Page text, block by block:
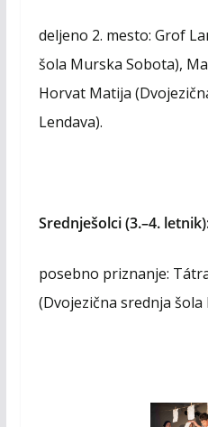
deljeno 2. mesto: Grof
šola Murska Sobota),
Horvat Matija
Lendava).
Srednješolci (3.–4.
posebno priznanje:
(Dvojezična srednja šola